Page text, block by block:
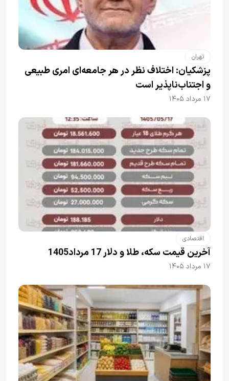
تهران
پزشکیان: اختلاف نظر در هر جامعه‌ای امری طبیعی
و اجتناب‌ناپذیر است
۱۷ مرداد ۱۴۰۵
اقتصادی
آخرین قیمت سکه، طلا و دلار 17 مرداد1405
۱۷ مرداد ۱۴۰۵